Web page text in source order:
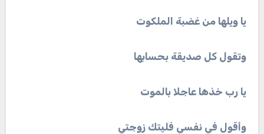
يا ويلها من غضبة الملكوت
وتقول كل صديقة بحسابها
يا رب خذها عاجلا بالموت
وأقول في نفسي فليتك زوجتي